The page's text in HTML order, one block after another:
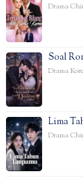
Drama
Soal
Drama
Lima
Drama